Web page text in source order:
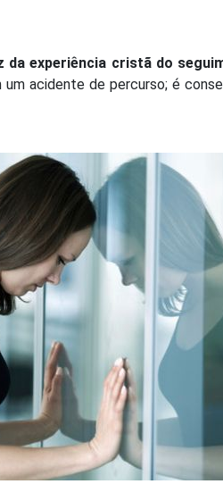
experiência cristã do
um acidente de percurso; é